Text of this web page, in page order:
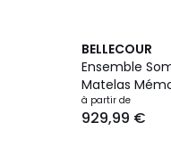
BELLECOUR
Ensemble
Matelas
à partir de
929,99 €